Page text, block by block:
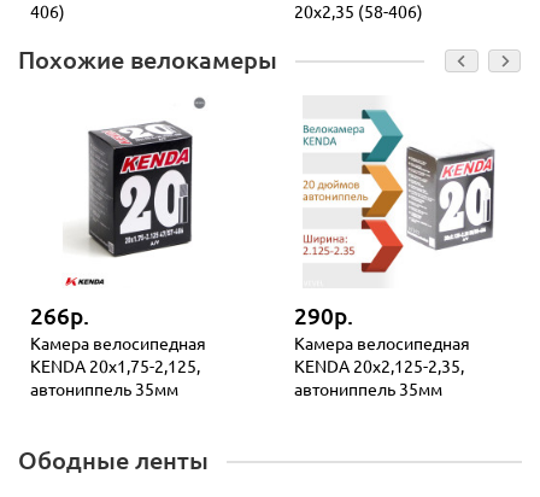
406)
20x2,35 (58-406)
Похожие велокамеры
266р.
Камера велосипедная
KENDA 20x1,75-2,125,
автониппель 35мм
290р.
Камера велосипедная
KENDA 20x2,125-2,35,
автониппель 35мм
Ободные ленты